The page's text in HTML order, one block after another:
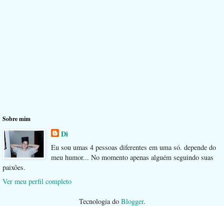
Sobre mim
Di
Eu sou umas 4 pessoas diferentes em uma só. depende do
meu humor... No momento apenas alguém seguindo suas
paixões.
Ver meu perfil completo
Tecnologia do Blogger.